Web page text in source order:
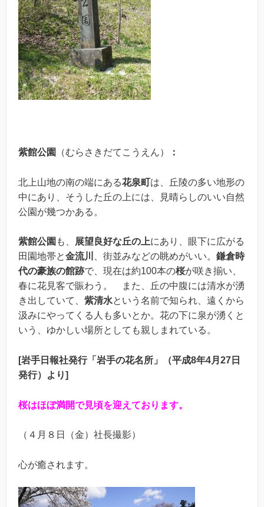
紫館公園 （むらさきだてこうえん） ：
北上山地の南の端にある花泉町は、丘陵の多い地形の
中にあり、そうした丘の上には、見晴らしのいい自然
公園が幾つかある。
紫館公園 も、 展望良好な丘の上にあり、眼下に広がる
田園地帯と金流川 、街並みなどの眺めがいい。 鎌倉時
代の豪族の館跡で、現在は約100本の桜が咲き揃い、
春に花見客で賑わう。 また、丘の中腹には清水が湧
き出していて、 紫清水という名前で知られ、遠くから
汲みにやってくる人も多いとか。花の下に泉が湧くと
いう、ゆかしい場所としても親しまれている。
[岩手日報社発行「岩手の花名所」（平成8年4月27日
発行）より]
桜はほぼ満開で見頃を迎えております。
（４月８日（金）社長撮影）
心が癒されます。